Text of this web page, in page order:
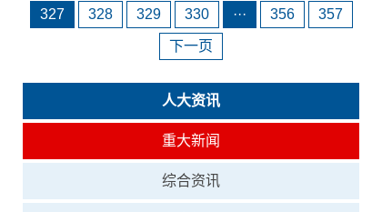
327 328 329 330 ··· 356 357
下一页
人大资讯
重大新闻
综合资讯